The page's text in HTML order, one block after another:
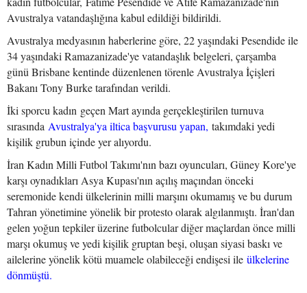
Avustralya vatandaşlığına kabul edildiği bildirildi.
Avustralya medyasının haberlerine göre, 22 yaşındaki Pesendide ile
34 yaşındaki Ramazanizade'ye vatandaşlık belgeleri, çarşamba
günü Brisbane kentinde düzenlenen törenle Avustralya İçişleri
Bakanı Tony Burke tarafından verildi.
İki sporcu kadın geçen Mart ayında gerçekleştirilen turnuva
sırasında Avustralya'ya iltica başvurusu yapan, takımdaki yedi
kişilik grubun içinde yer alıyordu.
İran Kadın Milli Futbol Takımı'nın bazı oyuncuları, Güney Kore'ye
karşı oynadıkları Asya Kupası'nın açılış maçından önceki
seremonide kendi ülkelerinin milli marşını okumamış ve bu durum
Tahran yönetimine yönelik bir protesto olarak algılanmıştı. İran'dan
gelen yoğun tepkiler üzerine futbolcular diğer maçlardan önce milli
marşı okumuş ve yedi kişilik gruptan beşi, oluşan siyasi baskı ve
ailelerine yönelik kötü muamele olabileceği endişesi ile ülkelerine
dönmüştü.